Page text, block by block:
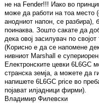
не на Fender!!! Иако во
може да работи на тоа место
анодниот напон, се разбира),
поинаква. Зошто сакате да
дека овој засилувач по
(Корисно е да се напомене
нивниот Marshall е
Електронските цевки 6L6GC
странска земја, а можете да
напишете 6L6GC price во
појават илјадници фирми).
Владимир Филевски